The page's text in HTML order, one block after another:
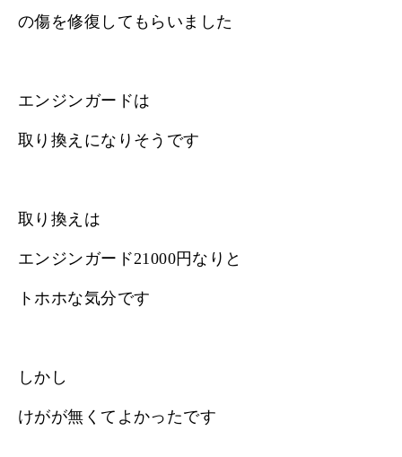
の傷を修復してもらいました
エンジンガードは
取り換えになりそうです
取り換えは
エンジンガード21000円なりと
トホホな気分です
しかし
けがが無くてよかったです